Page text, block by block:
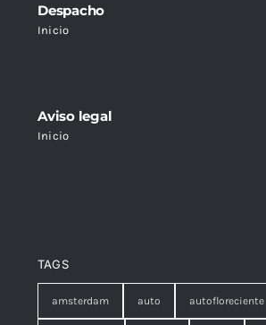
Despacho
Inicio
Aviso legal
Inicio
TAGS
amsterdam auto autofloreciente